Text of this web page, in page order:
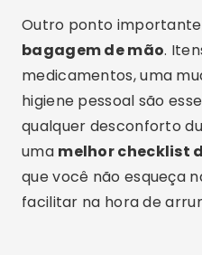
Outro ponto
bagagem de mão.
medicamentos, uma
higiene pessoal são
qualquer desconforto
uma melhor checklist
que você não esqueça
facilitar na hora de